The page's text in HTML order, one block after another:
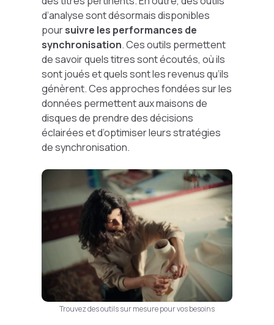
d’analyse sont désormais disponibles
poursuivre les performances de
synchronisation. Ces outils permettent
de savoir quels titres sont écoutés, où ils
sont joués et quels sont les revenus qu’ils
génèrent. Ces approches fondées sur les
données permettent aux maisons de
disques de prendre des décisions
éclairées et d’optimiser leurs stratégies
de synchronisation.
Trouvez des outils sur mesure pour vos besoins